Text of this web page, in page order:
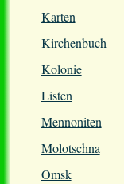
Karten
Kirchenbuch
Kolonie
Listen
Mennoniten
Molotschna
Omsk